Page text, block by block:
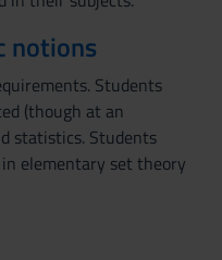
notions
Students
(though at an
statistics. Students
elementary set theory